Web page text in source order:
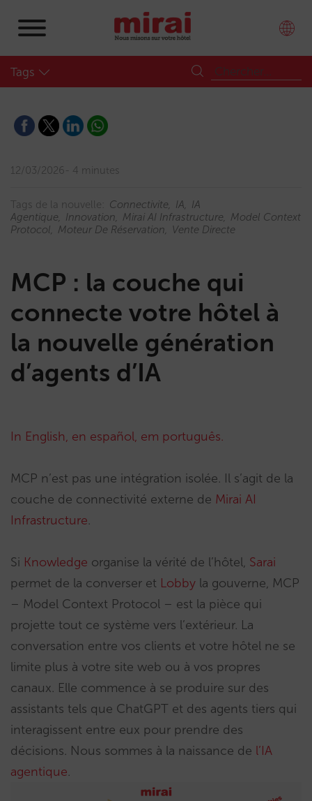
Tags
12/03/2026 4 minutes
Tags de la nouvelle: Connectivite IA
IA
Agentique
Innovation Mirai AI Infrastructure
Model Context
Protocol
Moteur De Réservation Vente Directe
MCP : la couche qui
connecte votre hôtel à
la nouvelle génération
d’agents d’IA
In English, en español, em português.
MCP n’est pas une intégration isolée. Il s’agit de la
couche de connectivité externe de Mirai AI
Infrastructure.
Si Knowledge organise la vérité de l’hôtel, Sarai
permet de la converser et Lobby la gouverne, MCP
– Model Context Protocol – est la pièce qui
projette tout ce système vers l’extérieur. La
conversation entre vos clients et votre hôtel ne se
limite plus à votre site web ou à vos propres
canaux. Elle commence à se produire sur des
assistants tels que ChatGPT et des agents tiers qui
interagissent entre eux pour prendre des
décisions. Nous sommes à la naissance de l’IA
agentique.